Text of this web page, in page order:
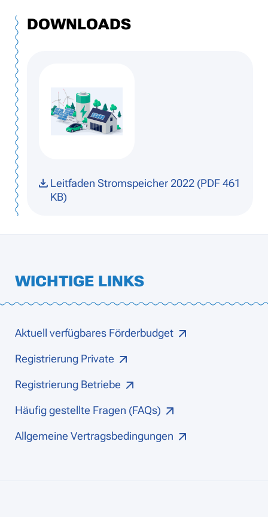
DOWNLOADS
Leitfaden Stromspeicher 2022 (PDF 461
KB)
WICHTIGE LINKS
Aktuell verfügbares Förderbudget
Registrierung Private
Registrierung Betriebe
Häufig gestellte Fragen (FAQs)
Allgemeine Vertragsbedingungen